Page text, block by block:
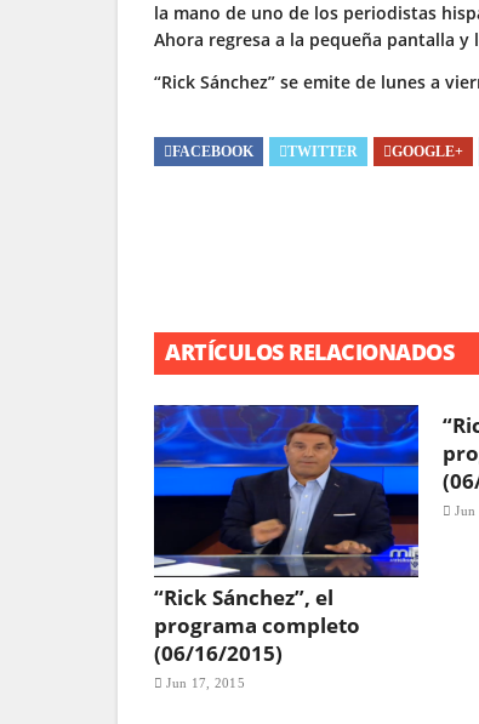
la mano de uno de los periodistas
Ahora regresa a la pequeña pantalla y
“Rick Sánchez” se emite de lunes a
FACEBOOK TWITTER GOOGLE+
ARTÍCULOS RELACIONADOS
“Rick Sánchez”, el
programa completo
(06/16/2015)
Jun 17, 2015
Jun